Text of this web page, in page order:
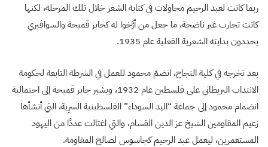
ربما كانت لعبد الرحيم محاولات في كتابة الشعر خلال تلك المرحلة، لكنها
كانت تجارب غير ناضجة، ما جعل من أرَّخوا له كجابر قميحة والسوافيري
يحددون بدايته الشعرية الفعلية عام 1935.
بعد تخرجه في كلية النجاح، انضمّ محمود للعمل في الشرطة التابعة لحكومة
الانتداب البريطاني على فلسطين عام 1932، ويشير جابر قميحة إلى احتمالية
انضمام محمود إلى جماعة “اليد السوداء” الفلسطينية السرِية، التي أنشأها
زعيم المقاومين الشيخ عز الدين القسام، والتي اغتالت عددًا من اليهود
المستعمرين، ليعمل عبد الرحيم كجاسوس لصالح المقاومة.